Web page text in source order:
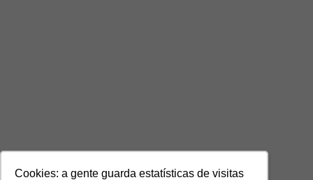
Cookies: a gente guarda estatísticas de visitas